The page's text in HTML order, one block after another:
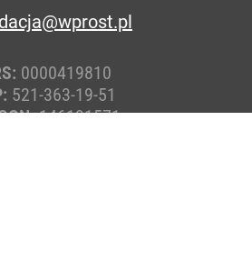
0000419810
521-363-19-51
146131571